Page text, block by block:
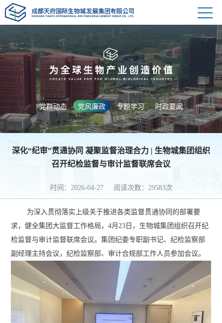
党群动态 党风廉政 专题学习 时政要闻
深化“纪审”贯通协同 凝聚监督治理合力 | 生物城集团组织
召开纪检监督与审计监督联席会议
时间：2026-04-27 阅读次数：29583次
为深入贯彻落实上级关于推进各类监督贯通协同的部署要
求，健全集团大监督工作格局，4月23日，生物城集团组织召开纪
检监督与审计监督联席会议。集团纪委专职副书记、纪检监察部
副经理主持会议，纪检监察部、审计合规部工作人员参加会议。